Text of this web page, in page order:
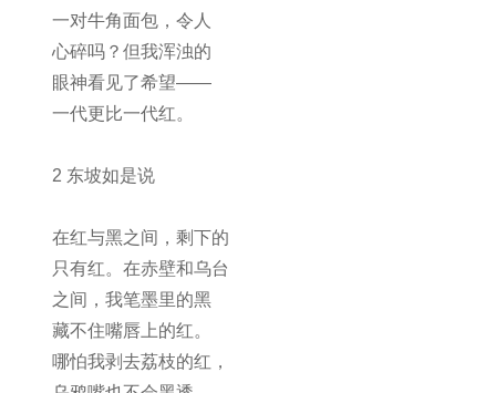
一对牛角面包，令人
心碎吗？但我浑浊的
眼神看见了希望——
一代更比一代红。
2 东坡如是说
在红与黑之间，剩下的
只有红。在赤壁和乌台
之间，我笔墨里的黑
藏不住嘴唇上的红。
哪怕我剥去荔枝的红，